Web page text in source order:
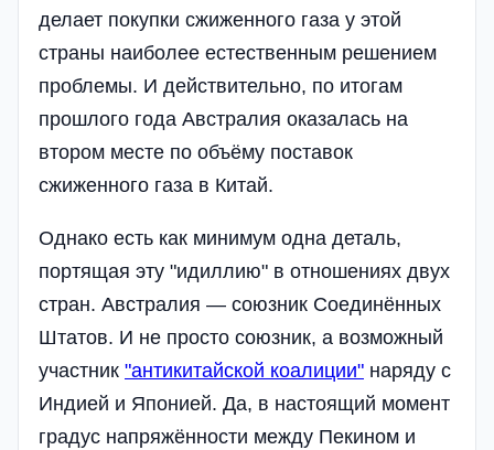
делает покупки сжиженного газа у этой
страны наиболее естественным решением
проблемы. И действительно, по итогам
прошлого года Австралия оказалась на
втором месте по объёму поставок
сжиженного газа в Китай.
Однако есть как минимум одна деталь,
портящая эту "идиллию" в отношениях двух
стран. Австралия — союзник Соединённых
Штатов. И не просто союзник, а возможный
участник "антикитайской коалиции" наряду с
Индией и Японией. Да, в настоящий момент
градус напряжённости между Пекином и